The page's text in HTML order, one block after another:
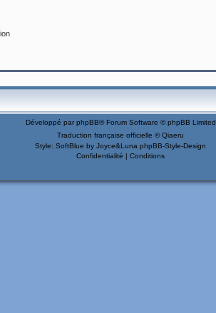
Développé par phpBB® Forum Software © phpBB Limited
Traduction française officielle ©Qiaeru
Style: SoftBlue by Joyce&Luna phpBB-Style-Design
Confidentialité | Conditions